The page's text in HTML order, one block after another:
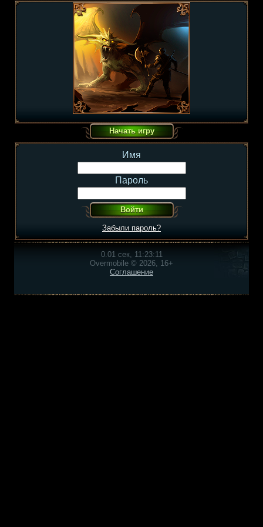
Имя
Пароль
Забыли пароль?
0.01 сек, 11:23:11
Overmobile © 2026, 16+
Соглашение